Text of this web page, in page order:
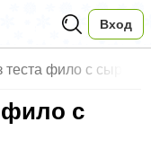
Вход
теста фило с сыр
фило с